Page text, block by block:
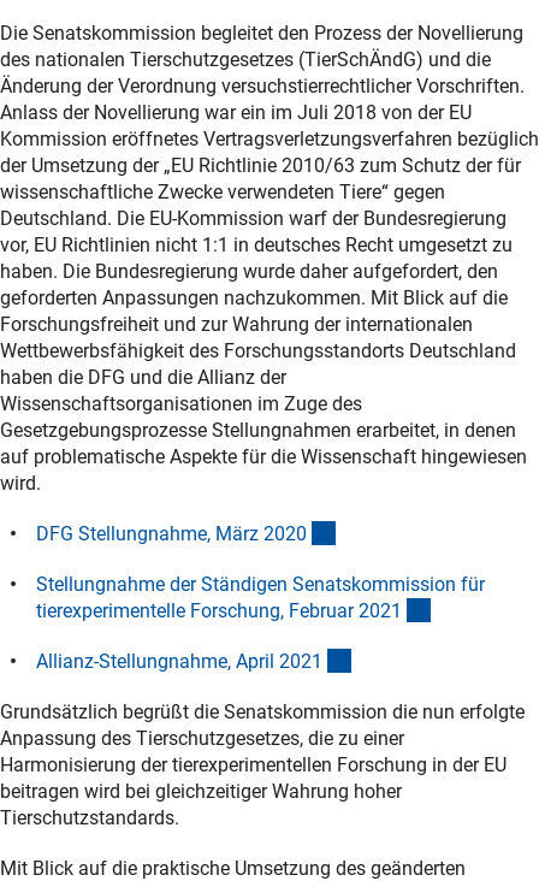
Die Senatskommission begleitet den Prozess der Novellierung
des nationalen Tierschutzgesetzes (TierSchÄndG) und die
Änderung der Verordnung versuchstierrechtlicher Vorschriften.
Anlass der Novellierung war ein im Juli 2018 von der EU
Kommission eröffnetes Vertragsverletzungsverfahren bezüglich
der Umsetzung der „EU Richtlinie 2010/63 zum Schutz der für
wissenschaftliche Zwecke verwendeten Tiere“ gegen
Deutschland. Die EU-Kommission warf der Bundesregierung
vor, EU Richtlinien nicht 1:1 in deutsches Recht umgesetzt zu
haben. Die Bundesregierung wurde daher aufgefordert, den
geforderten Anpassungen nachzukommen. Mit Blick auf die
Forschungsfreiheit und zur Wahrung der internationalen
Wettbewerbsfähigkeit des Forschungsstandorts Deutschland
haben die DFG und die Allianz der
Wissenschaftsorganisationen im Zuge des
Gesetzgebungsprozesse Stellungnahmen erarbeitet, in denen
auf problematische Aspekte für die Wissenschaft hingewiesen
wird.
DFG Stellungnahme, März 2020
Stellungnahme der Ständigen Senatskommission für
tierexperimentelle Forschung, Februar 2021
Allianz-Stellungnahme, April 2021
Grundsätzlich begrüßt die Senatskommission die nun erfolgte
Anpassung des Tierschutzgesetzes, die zu einer
Harmonisierung der tierexperimentellen Forschung in der EU
beitragen wird bei gleichzeitiger Wahrung hoher
Tierschutzstandards.
Mit Blick auf die praktische Umsetzung des geänderten